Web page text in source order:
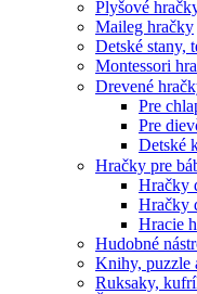
Plyšové
Maileg hračky
Detské stany,
Montessori
Drevené
Pre
Pre
Detské
Hračky pre
Hračky
Hračky
Hracie
Hudobné
Knihy, puzzle
Ruksaky,